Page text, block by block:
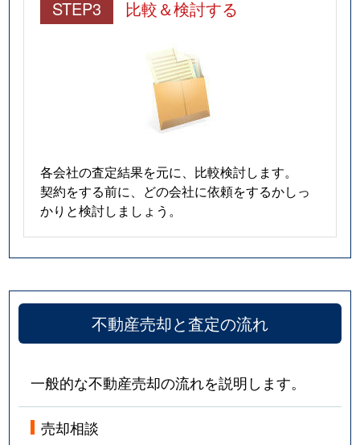
STEP3 比較＆検討する
各会社の査定結果を元に、比較検討します。
契約をする前に、どの会社に依頼をするかしっ
かりと検討しましょう。
不動産売却と査定の流れ
一般的な不動産売却の流れを説明します。
売却相談